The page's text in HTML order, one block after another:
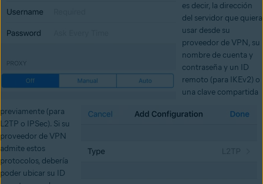
es decir, la dirección
del servidor que quiera
usar desde su
proveedor de VPN, su
nombre de cuenta y
contraseña y un ID
remoto (para IKEv2) o
una clave compartida
previamente (para
L2TP o IPSec). Si su
proveedor de VPN
admite estos
protocolos, debería
poder ubicar su ID